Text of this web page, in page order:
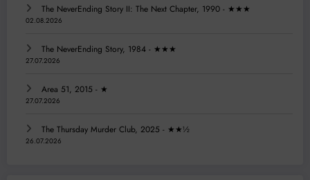
The NeverEnding Story II: The Next Chapter, 1990 - ★★★
02.08.2026
The NeverEnding Story, 1984 - ★★★
27.07.2026
Area 51, 2015 - ★
27.07.2026
The Thursday Murder Club, 2025 - ★★½
26.07.2026